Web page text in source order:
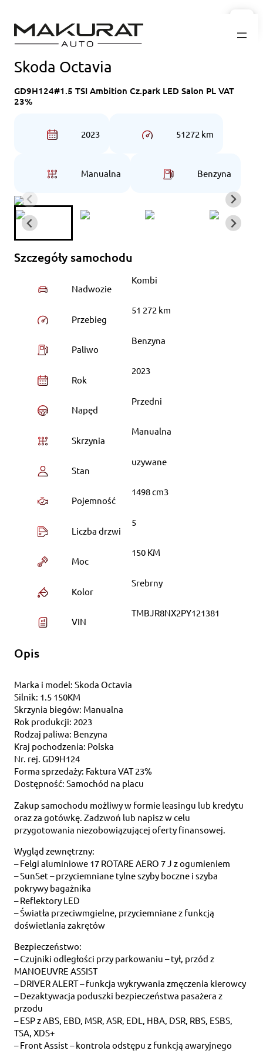
do
treści
Skoda Octavia
GD9H124#1.5 TSI Ambition Cz.park LED Salon PL VAT
23%
2023 51272 km
Manualna Benzyna
Szczegóły samochodu
Nadwozie
Kombi
Przebieg
51 272 km
Paliwo
Benzyna
Rok
2023
Napęd
Przedni
Skrzynia
Manualna
Stan
uzywane
Pojemność
1498 cm3
Liczba drzwi
5
Moc
150 KM
Kolor
Srebrny
VIN
TMBJR8NX2PY121381
Opis
Marka i model: Skoda Octavia
Silnik: 1.5 150KM
Skrzynia biegów: Manualna
Rok produkcji: 2023
Rodzaj paliwa: Benzyna
Kraj pochodzenia: Polska
Nr. rej. GD9H124
Forma sprzedaży: Faktura VAT 23%
Dostępność: Samochód na placu
Zakup samochodu możliwy w formie leasingu lub kredytu
oraz za gotówkę. Zadzwoń lub napisz w celu
przygotowania niezobowiązującej oferty finansowej.
Wygląd zewnętrzny:
– Felgi aluminiowe 17 ROTARE AERO 7 J z ogumieniem
– SunSet – przyciemniane tylne szyby boczne i szyba
pokrywy bagażnika
– Reflektory LED
– Światła przeciwmgielne, przyciemniane z funkcją
doświetlania zakrętów
Bezpieczeństwo:
– Czujniki odległości przy parkowaniu – tył, przód z
MANOEUVRE ASSIST
– DRIVER ALERT – funkcja wykrywania zmęczenia kierowcy
– Dezaktywacja poduszki bezpieczeństwa pasażera z
przodu
– ESP z ABS, EBD, MSR, ASR, EDL, HBA, DSR, RBS, ESBS,
TSA, XDS+
– Front Assist – kontrola odstępu z funkcją awaryjnego